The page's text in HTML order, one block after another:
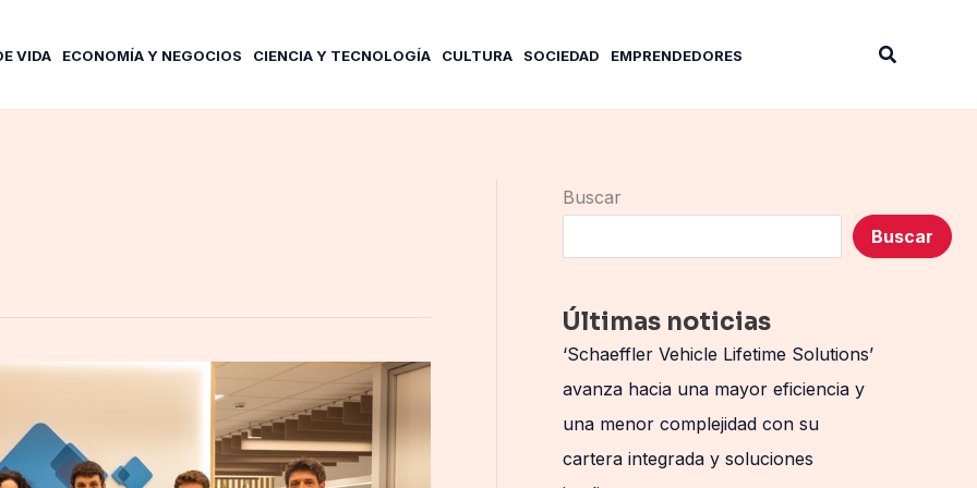
VIDA ECONOMÍA Y NEGOCIOS CIENCIA Y TECNOLOGÍA CULTURA SOCIEDAD EMPRENDEDORES Buscar
Buscar
Buscar
Últimas noticias
‘Schaeffler Vehicle Lifetime Solutions’
avanza hacia una mayor eficiencia y
una menor complejidad con su
cartera integrada y soluciones